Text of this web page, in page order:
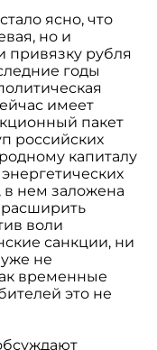
ясно, что
но и
привязку рубля
годы
имеет
пакет
российских
капиталу
в нем заложена
воли
санкции, ни
не
временные
это не